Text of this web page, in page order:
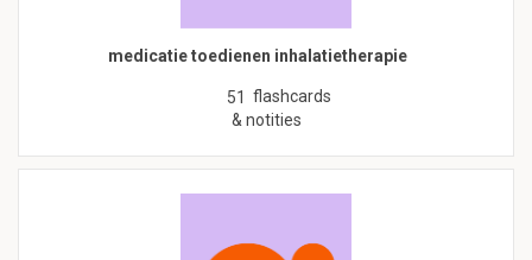
medicatie toedienen inhalatietherapie
51 flashcards
& notities